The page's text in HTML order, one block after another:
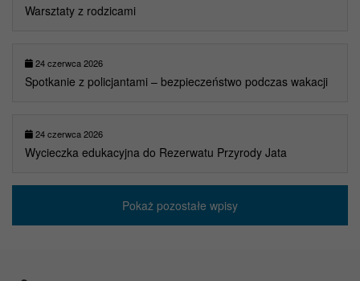
Warsztaty z rodzicami
24 czerwca 2026
Spotkanie z policjantami – bezpieczeństwo podczas wakacji
24 czerwca 2026
Wycieczka edukacyjna do Rezerwatu Przyrody Jata
Pokaż pozostałe wpisy